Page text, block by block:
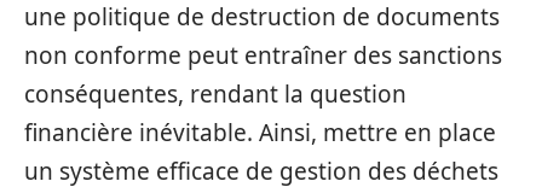
une politique de destruction de documents
non conforme peut entraîner des sanctions
conséquentes, rendant la question
financière inévitable. Ainsi, mettre en place
un système efficace de gestion des déchets